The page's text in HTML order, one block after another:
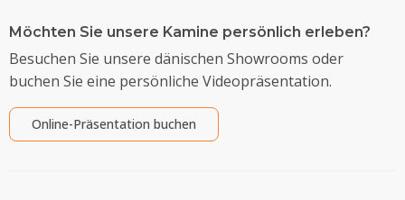
Möchten Sie unsere Kamine persönlich erleben?
Besuchen Sie unsere dänischen Showrooms oder
buchen Sie eine persönliche Videopräsentation.
Online-Präsentation buchen